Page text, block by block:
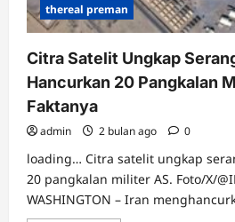
thereal preman
Citra Satelit Ungkap
Hancurkan 20 Pangkalan
Faktanya
admin 2 bulan ago 0
loading… Citra satelit ungkap
20 pangkalan militer AS. Foto/X/
WASHINGTON – Iran